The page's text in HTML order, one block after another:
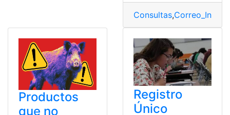
Consultas,
Productos
que no
Registro
Único